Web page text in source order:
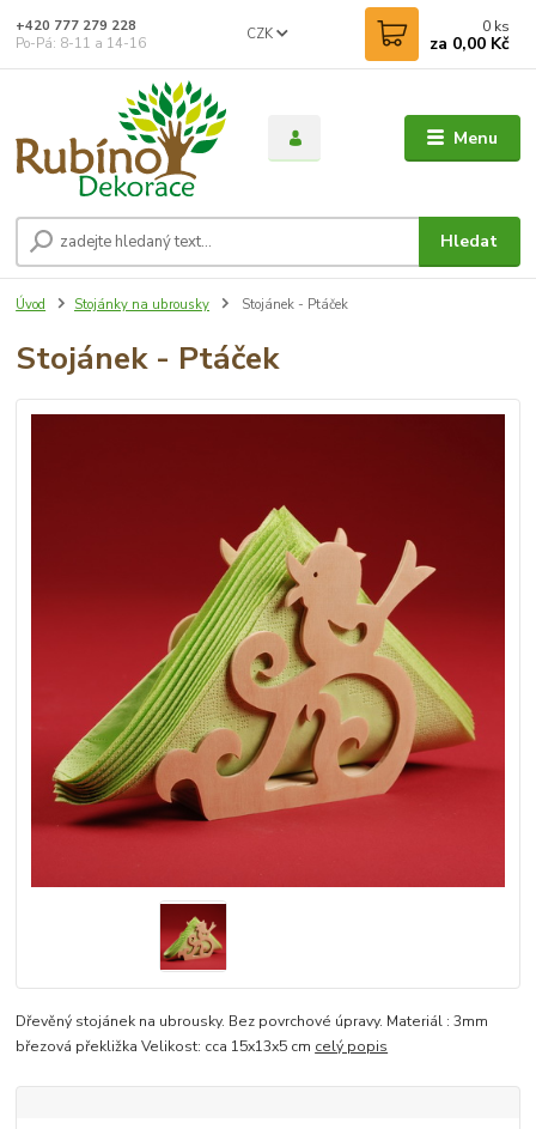
Menu
CZK
Hledat
+420 777 279 228
Po-Pá: 8-11 a 14-16
0 ks
za 0,00 Kč
Úvod Stojánky na ubrousky Stojánek - Ptáček
Stojánek - Ptáček
Dřevěný stojánek na ubrousky. Bez povrchové úpravy. Materiál : 3mm
březová překližka Velikost: cca 15x13x5 cm celý popis